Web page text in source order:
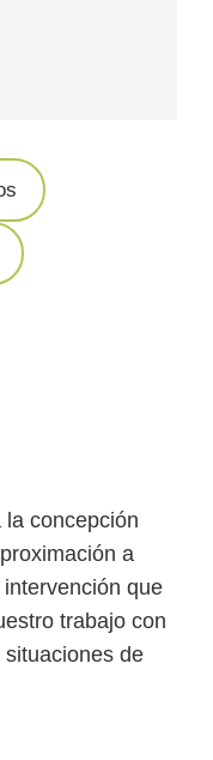
concepción
a
que
trabajo con
de